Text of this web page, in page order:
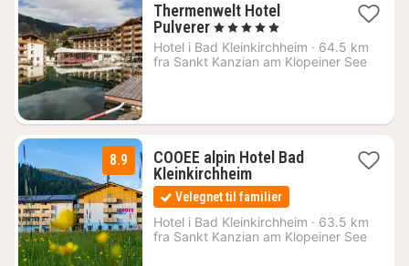
Thermenwelt Hotel
Pulverer1
nat
fra
, 5 Stjerner
Hotel i Bad Kleinkirchheim · 64.5 km
fra Sankt Kanzian am Klopeiner See
8.9
COOEE alpin Hotel Bad
Kleinkirchheim1
nat
fra
593
kr.
Velegnet til familier
Hotel i Bad Kleinkirchheim · 63.5 km
fra Sankt Kanzian am Klopeiner See